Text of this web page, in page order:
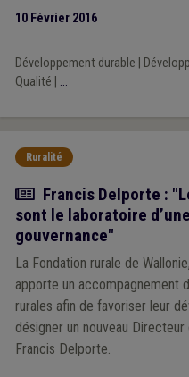
10 Février 2016
Développement durable
Qualité
...
Ruralité
Article
Francis Delporte :
sont le laboratoire
gouvernance"
La Fondation rurale de
apporte un accompagnement
rurales afin de favoriser leur
désigner un nouveau
Francis Delporte.